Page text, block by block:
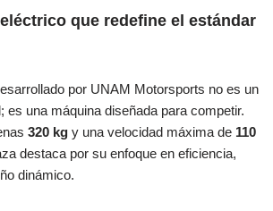
que redefine el estándar
por UNAM Motorsports no es un
es una máquina diseñada para competir.
320 kg y una velocidad máxima de 110
destaca por su enfoque en eficiencia,
dinámico.